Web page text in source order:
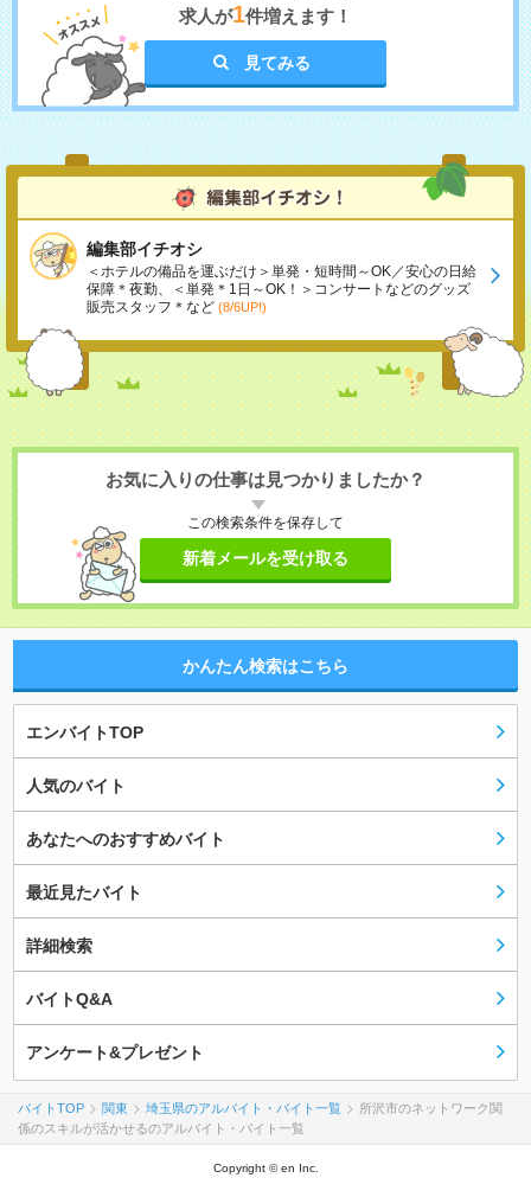
求人が1件増えます！
見てみる
編集部イチオシ
＜ホテルの備品を運ぶだけ＞単発・短時間～OK／安心の日給
保障＊夜勤、＜単発＊1日～OK！＞コンサートなどのグッズ
販売スタッフ＊など (8/6UP!)
お気に入りの仕事は見つかりましたか？
この検索条件を保存して
新着メールを受け取る
かんたん検索はこちら
エンバイトTOP
人気のバイト
あなたへのおすすめバイト
最近見たバイト
詳細検索
バイトQ&A
アンケート&プレゼント
バイトTOP 関東 埼玉県のアルバイト・バイト一覧
所沢市のネットワーク関
係のスキルが活かせるのアルバイト・バイト一覧
Copyright © en Inc.